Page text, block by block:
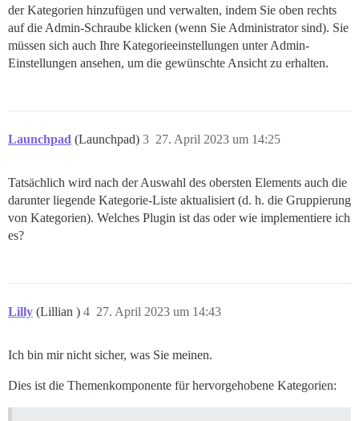
der Kategorien hinzufügen und verwalten, indem Sie oben rechts
auf die Admin-Schraube klicken (wenn Sie Administrator sind). Sie
müssen sich auch Ihre Kategorieeinstellungen unter Admin-
Einstellungen ansehen, um die gewünschte Ansicht zu erhalten.
Launchpad (Launchpad) 27. April 2023 um 14:25
3
Tatsächlich wird nach der Auswahl des obersten Elements auch die
darunter liegende Kategorie-Liste aktualisiert (d. h. die Gruppierung
von Kategorien). Welches Plugin ist das oder wie implementiere ich
es?
Lilly (Lillian ) 27. April 2023 um 14:43
4
Ich bin mir nicht sicher, was Sie meinen.
Dies ist die Themenkomponente für hervorgehobene Kategorien: